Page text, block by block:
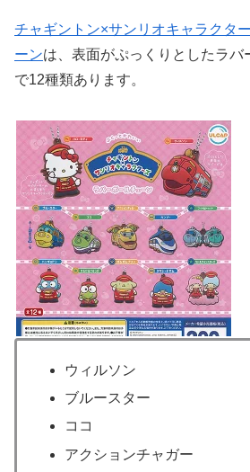
チャギントン×サンリオキャラクタ
ーンは、表面がぷっくりとしたラバ
で12種類あります。
ウィルソン
ブルースター
ココ
アクションチャガー